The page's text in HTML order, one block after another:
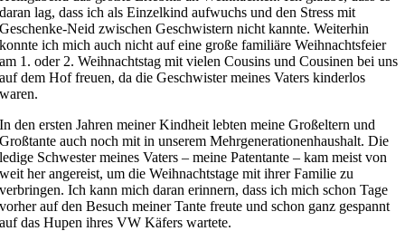
daran lag, dass ich als Einzelkind aufwuchs und den Stress mit
Geschenke-Neid zwischen Geschwistern nicht kannte. Weiterhin
konnte ich mich auch nicht auf eine große familiäre Weihnachtsfeier
am 1. oder 2. Weihnachtstag mit vielen Cousins undCousinen bei uns
auf dem Hof freuen, da die Geschwister meines Vaters kinderlos
waren.
In den ersten Jahren meiner Kindheit lebten meine Großeltern und
Großtante auch noch mit in unserem Mehrgenerationenhaushalt. Die
ledige Schwester meines Vaters – meine Patentante – kam meist von
weit her angereist, um die Weihnachtstage mit ihrer Familie zu
verbringen. Ich kann mich daran erinnern, dass ich mich schon Tage
vorher auf den Besuch meiner Tante freute und schon ganz gespannt
auf das Hupen ihres VW Käfers wartete.